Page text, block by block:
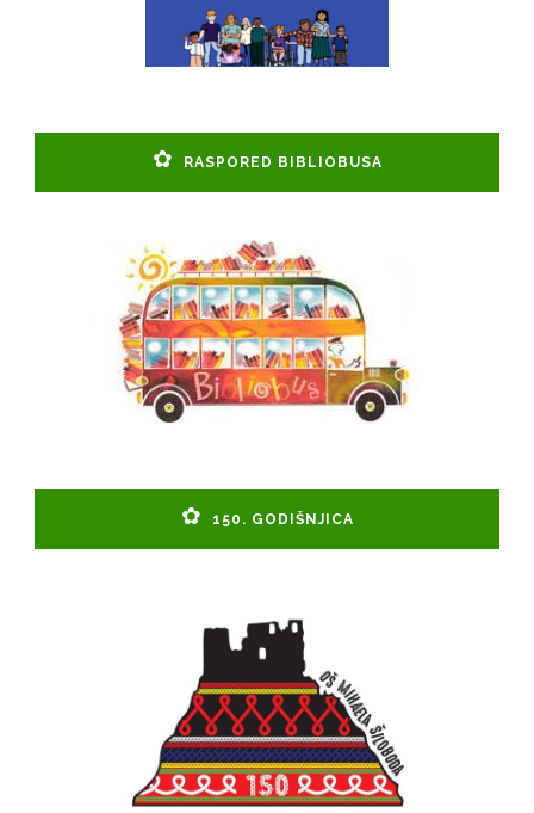
RASPORED BIBLIOBUSA
150. GODIŠNJICA